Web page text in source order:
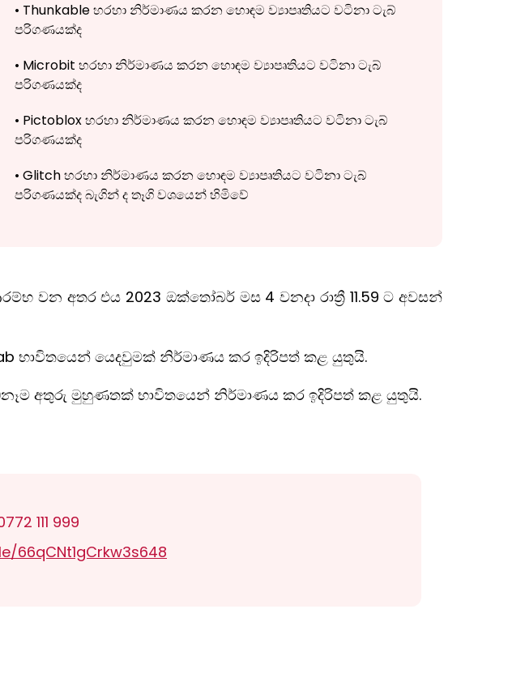
• Thunkable හරහා නිර්මාණය කරන හොඳම ව්‍යාපෘතියට වටිනා ටැබ්
පරිගණයක්ද
• Microbit හරහා නිර්මාණය කරන හොඳම ව්‍යාපෘතියට වටිනා ටැබ්
පරිගණයක්ද
• Pictoblox හරහා නිර්මාණය කරන හොඳම ව්‍යාපෘතියට වටිනා ටැබ්
පරිගණයක්ද
• Glitch හරහා නිර්මාණය කරන හොඳම ව්‍යාපෘතියට වටිනා ටැබ්
පරිගණයක්ද බැගින් ද තෑගි වශයෙන් හිමිවේ
වන අතර එය 2023 ඔක්තෝබර් මස 4 වනදා රාත්‍රී 11.59 ට අවසන්
භාවිතයෙන් යෙදවුමක් නිර්මාණය කර ඉදිරිපත් කළ යුතුයි.
අතුරු මුහුණතක් භාවිතයෙන් නිර්මාණ‍ය කර ඉදිරිපත් කළ යුතුයි.
111 999
66qCNt1gCrkw3s648